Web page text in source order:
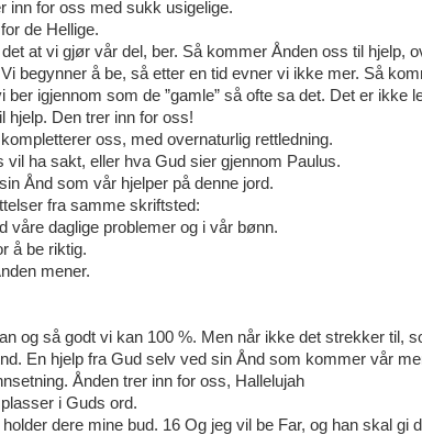
inn for oss med sukk usigelige.
de Hellige.
at vi gjør vår del, ber. Så kommer Ånden oss til hjelp,
begynner å be, så etter en tid evner vi ikke mer. Så
igjennom som de ”gamle” så ofte sa det. Det er ikke
hjelp. Den trer inn for oss!
oss, med overnaturlig rettledning.
vil ha sakt, eller hva Gud sier gjennom Paulus.
Ånd som vår hjelper på denne jord.
fra samme skriftsted:
våre daglige problemer og i vår bønn.
å be riktig.
mener.
og så godt vi kan 100 %. Men når ikke det strekker til,
En hjelp fra Gud selv ved sin Ånd som kommer vår
Ånden trer inn for oss, Hallelujah
i Guds ord.
dere mine bud. 16 Og jeg vil be Far, og han skal gi